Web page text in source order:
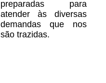
preparadas para
atender às diversas
demandas que nos
são trazidas.